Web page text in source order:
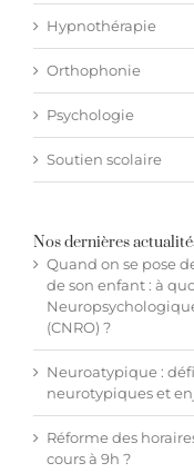
Hypnothérapie
Orthophonie
Psychologie
Soutien scolaire
Nos dernières
Quand on se pose
de son enfant : à
(CNRO) ?
Neuroatypique :
neurotypiques et
Réforme des
cours à 9h ?